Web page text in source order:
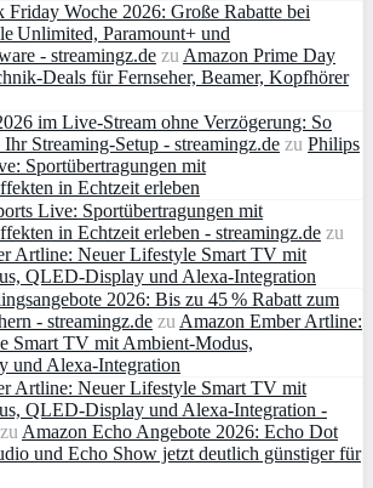
Friday Woche 2026: Große Rabatte bei
Unlimited, Paramount+ und
- streamingz.de zuAmazon Prime Day
Deals für Fernseher, Beamer, Kopfhörer
im Live-Stream ohne Verzögerung: So
Streaming-Setup - streamingz.de zu Philips
Sportübertragungen mit
in Echtzeit erleben
Live: Sportübertragungen mit
in Echtzeit erleben - streamingz.de zu
Artline: Neuer Lifestyle Smart TV mit
QLED‑Display und Alexa‑Integration
2026: Bis zu 45 % Rabatt zum
- streamingz.de zuAmazon Ember Artline:
Smart TV mit Ambient‑Modus,
und Alexa‑Integration
Artline: Neuer Lifestyle Smart TV mit
QLED‑Display und Alexa‑Integration -
zuAmazon Echo Angebote 2026: Echo Dot
und Echo Show jetzt deutlich günstiger für